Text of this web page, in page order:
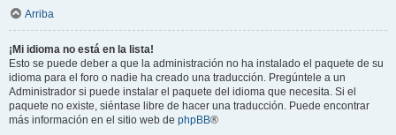
Arriba
¡Mi idioma no está en la lista!
Esto se puede deber a que la administración no ha instalado el paquete de su
idioma para el foro o nadie ha creado una traducción. Pregúntele a un
Administrador si puede instalar el paquete del idioma que necesita. Si el
paquete no existe, siéntase libre de hacer una traducción. Puede encontrar
más información en el sitio web de phpBB®